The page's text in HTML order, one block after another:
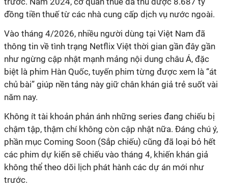
đồng tiền thuế từ các nhà cung cấp dịch vụ nước ngoài.
Vào tháng 4/2026, nhiều người dùng tại Việt Nam đã
thông tin về tình trạng Netflix Việt thời gian gần đây gần
như ngừng cập nhật mạnh mảng nội dung châu Á, đặc
biệt là phim Hàn Quốc, tuyến phim từng được xem là “át
chủ bài” giúp nền tảng này giữ chân khán giả trẻ suốt vài
năm nay.
Không ít tài khoản phản ánh những series đang chiếu bị
chậm tập, thậm chí không còn cập nhật nữa. Đáng chú ý,
phần mục Coming Soon (Sắp chiếu) cũng đã loại bỏ hết
các phim dự kiến sẽ chiếu vào tháng 4, khiến khán giả
không thể theo dõi lịch phát hành các dự án mới như
trước.